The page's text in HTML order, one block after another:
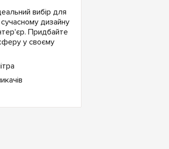
вибір для
сучасному дизайну
Придбайте
у своєму